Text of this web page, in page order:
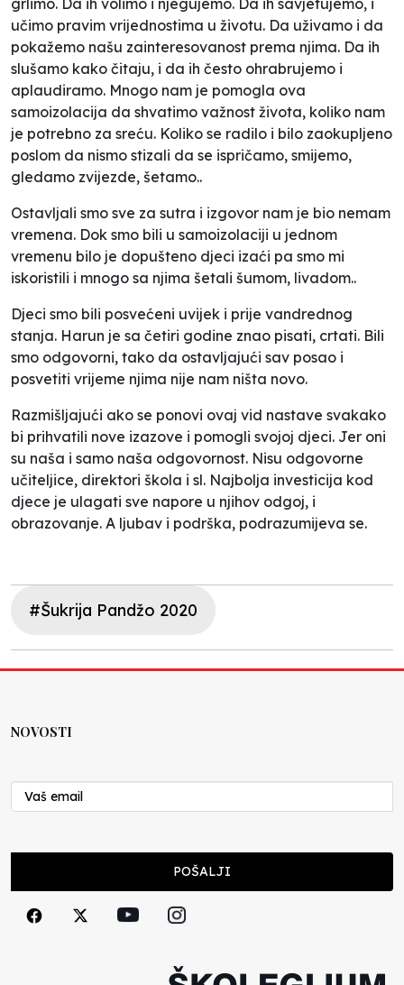
učimo pravim vrijednostima u životu. Da uživamo i da
pokažemo našu zainteresovanost prema njima. Da ih
slušamo kako čitaju, i da ih često ohrabrujemo i
aplaudiramo. Mnogo nam je pomogla ova
samoizolacija da shvatimo važnost života, koliko nam
je potrebno za sreću. Koliko se radilo i bilo zaokupljeno
poslom da nismo stizali da se ispričamo, smijemo,
gledamo zvijezde, šetamo..
Ostavljali smo sve za sutra i izgovor nam je bio nemam
vremena. Dok smo bili u samoizolaciji u jednom
vremenu bilo je dopušteno djeci izaći pa smo mi
iskoristili i mnogo sa njima šetali šumom, livadom..
Djeci smo bili posvećeni uvijek i prije vandrednog
stanja. Harun je sa četiri godine znao pisati, crtati. Bili
smo odgovorni, tako da ostavljajući sav posao i
posvetiti vrijeme njima nije nam ništa novo.
Razmišljajući ako se ponovi ovaj vid nastave svakako
bi prihvatili nove izazove i pomogli svojoj djeci. Jer oni
su naša i samo naša odgovornost. Nisu odgovorne
učiteljice, direktori škola i sl. Najbolja investicija kod
djece je ulagati sve napore u njihov odgoj, i
obrazovanje. A ljubav i podrška, podrazumijeva se.
#Šukrija Pandžo 2020
NOVOSTI
POŠALJI